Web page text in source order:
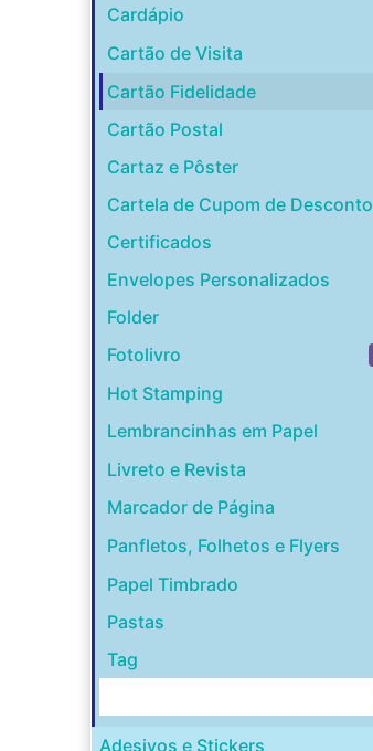
Cardápio
Cartão de Visita
Cartão Fidelidade
Cartão Postal
Cartaz e Pôster
Cartela de Cupom de Desconto
Certificados
Envelopes Personalizados
Folder
Fotolivro
Hot Stamping
Lembrancinhas em Papel
Livreto e Revista
Marcador de Página
Panfletos, Folhetos e Flyers
Papel Timbrado
Pastas
Tag
Adesivos e Stickers